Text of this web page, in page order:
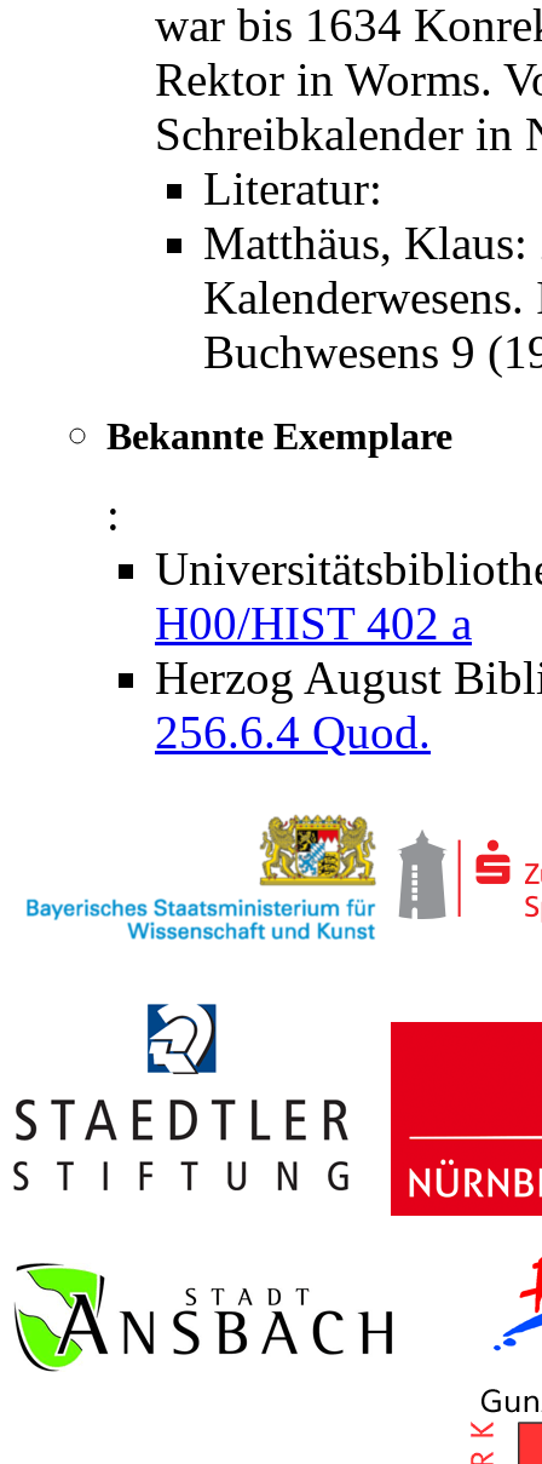
war bis 1634
Rektor in Worms.
Schreibkalender in
Literatur:
Matthäus, Klaus:
Buchwesens 9
Bekannte Exemplare
:
H00/HIST 402 a
Herzog August
256.6.4 Quod.